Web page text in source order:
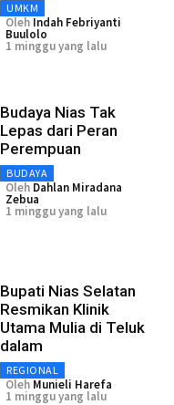
UMKM
Oleh Indah Febriyanti
Buulolo
1 minggu yang lalu
Budaya Nias Tak
Lepas dari Peran
Perempuan
BUDAYA
Oleh Dahlan Miradana
Zebua
1 minggu yang lalu
Bupati Nias Selatan
Resmikan Klinik
Utama Mulia di Teluk
dalam
REGIONAL
Oleh Munieli Harefa
1 minggu yang lalu